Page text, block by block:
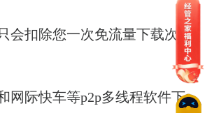
会扣除您一次免流量下载次数
网际快车等p2p多线程软件下